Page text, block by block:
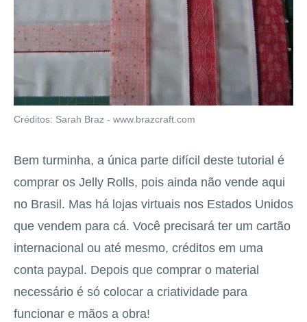
Créditos: Sarah Braz - www.brazcraft.com
Bem turminha, a única parte difícil deste tutorial é
comprar os Jelly Rolls, pois ainda não vende aqui
no Brasil. Mas há lojas virtuais nos Estados Unidos
que vendem para cá. Você precisará ter um cartão
internacional ou até mesmo, créditos em uma
conta paypal. Depois que comprar o material
necessário é só colocar a criatividade para
funcionar e mãos a obra!